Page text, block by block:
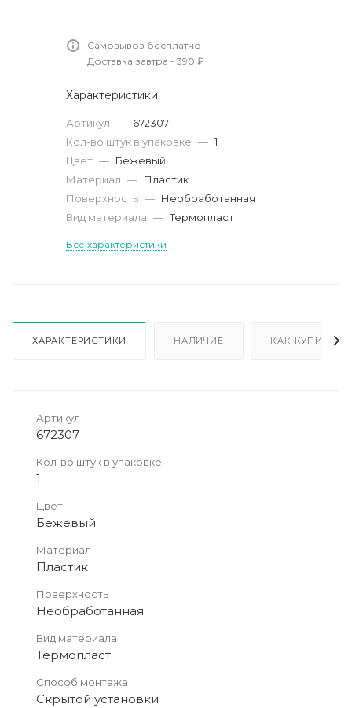
Самовывоз бесплатно
Доставка завтра - 390 ₽
Характеристики
Артикул — 672307
Кол-во штук в упаковке — 1
Цвет — Бежевый
Материал — Пластик
Поверхность — Необработанная
Вид материала — Термопласт
Все характеристики
ХАРАКТЕРИСТИКИ НАЛИЧИЕ КАК КУПИТЬ
Артикул
672307
Кол-во штук в упаковке
1
Цвет
Бежевый
Материал
Пластик
Поверхность
Необработанная
Вид материала
Термопласт
Способ монтажа
Скрытой установки